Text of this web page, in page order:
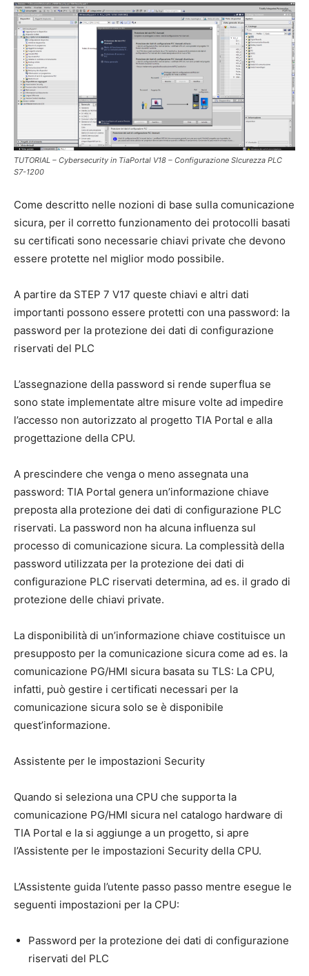
TUTORIAL – Cybersecurity in TiaPortal V18 – Configurazione SIcurezza PLC
S7-1200
Come descritto nelle nozioni di base sulla comunicazione
sicura, per il corretto funzionamento dei protocolli basati
su certificati sono necessarie chiavi private che devono
essere protette nel miglior modo possibile.
A partire da STEP 7 V17 queste chiavi e altri dati
importanti possono essere protetti con una password: la
password per la protezione dei dati di configurazione
riservati del PLC
L’assegnazione della password si rende superflua se
sono state implementate altre misure volte ad impedire
l’accesso non autorizzato al progetto TIA Portal e alla
progettazione della CPU.
A prescindere che venga o meno assegnata una
password: TIA Portal genera un’informazione chiave
preposta alla protezione dei dati di configurazione PLC
riservati. La password non ha alcuna influenza sul
processo di comunicazione sicura. La complessità della
password utilizzata per la protezione dei dati di
configurazione PLC riservati determina, ad es. il grado di
protezione delle chiavi private.
La disponibilità di un’informazione chiave costituisce un
presupposto per la comunicazione sicura come ad es. la
comunicazione PG/HMI sicura basata su TLS: La CPU,
infatti, può gestire i certificati necessari per la
comunicazione sicura solo se è disponibile
quest’informazione.
Assistente per le impostazioni Security
Quando si seleziona una CPU che supporta la
comunicazione PG/HMI sicura nel catalogo hardware di
TIA Portal e la si aggiunge a un progetto, si apre
l’Assistente per le impostazioni Security della CPU.
L’Assistente guida l’utente passo passo mentre esegue le
seguenti impostazioni per la CPU:
Password per la protezione dei dati di configurazione
riservati del PLC